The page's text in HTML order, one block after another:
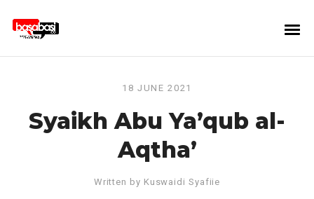
18 JUNE 2021
Syaikh Abu Ya’qub al-
Aqtha’
Written by Kuswaidi Syafiie